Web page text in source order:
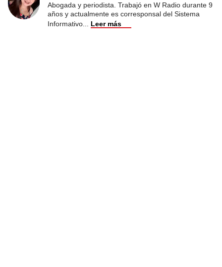
Abogada y periodista. Trabajó en W Radio durante 9
años y actualmente es corresponsal del Sistema
Informativo
Leer más